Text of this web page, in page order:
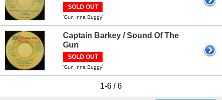
SOLD OUT
'Gun Inna Buggy'
Captain Barkey / Sound Of The
Gun
SOLD OUT
'Gun Inna Buggy'
1-6 / 6